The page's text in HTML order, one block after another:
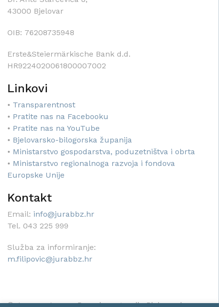
43000 Bjelovar
OIB: 76208735948
Erste&Steiermärkische Bank d.d.
HR9224020061800007002
Linkovi
• Transparentnost
• Pratite nas na Facebooku
• Pratite nas na YouTube
• Bjelovarsko-bilogorska županija
• Ministarstvo gospodarstva, poduzetništva i obrta
• Ministarstvo regionalnoga razvoja i fondova
Europske Unije
Kontakt
Email: info@jurabbz.hr
Tel. 043 225 999
Služba za informiranje:
m.filipovic@jurabbz.hr
© Javna ustanova Razvojna agencija Bjelovarsko-